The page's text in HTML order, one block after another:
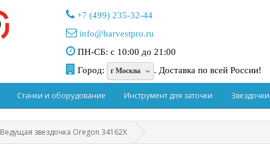
+7 (499) 235-32-44
info@harvestpro.ru
ПН-СБ: с 10:00 до 21:00
Город:
г Москва . Доставка по всей России!
Станки и оборудование Инструмент для заточки Звездочки
Ведущая звездочка Oregon 34162X